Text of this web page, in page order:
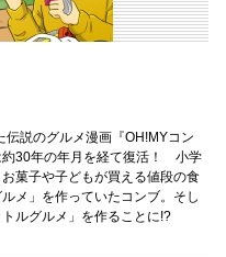
説のグルメ漫画『OH!MYコン
約30年の年月を経て復活！ 小学
菓子や子どもが買える値段の食
メ」を作っていたコンブ。そし
ルグルメ」を作ることに!?